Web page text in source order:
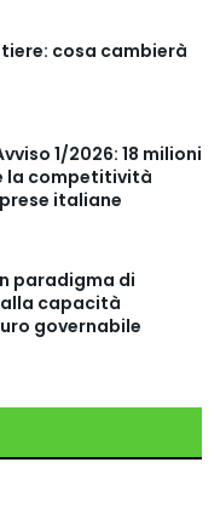
cosa cambierà
1/2026: 18 milioni
la competitività
italiane
paradigma di
capacità
governabile